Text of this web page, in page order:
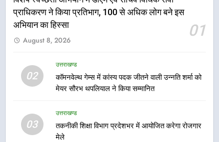
प्राधिकरण ने किया प्रतिभाग, 100 से अधिक लोग बने इस
अभियान का हिस्सा
01
August 8, 2026
02
उत्तराखण्ड
कॉमनवेल्थ गेम्स में कांस्य पदक जीतने वाली उन्नति शर्मा को
मेयर सौरभ थपलियाल ने किया सम्मानित
03
उत्तराखण्ड
तकनीकी शिक्षा विभाग प्रदेशभर में आयोजित करेगा रोजगार
मेले
हर घर तिरंगा अभियान को जन-जन तक
पहुंचाने की तैयारी, 9 से 17 अगस्त तक
6
कावड़ मेले को सकुशल रूप से संपन्न कराने
के लिए खुद मैदान में उतरे एसएसपी दून
7